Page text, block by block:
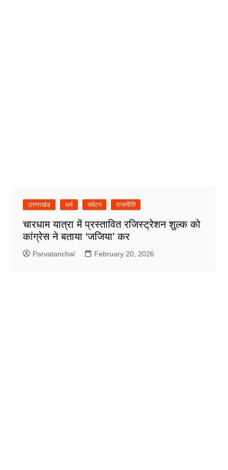
उत्तराखंड धर्म पर्यटन राजनीति
चारधाम यात्रा में प्रस्तावित रजिस्ट्रेशन शुल्क को
कांग्रेस ने बताया ‘जजिया’ कर
Parvatanchal February 20, 2026